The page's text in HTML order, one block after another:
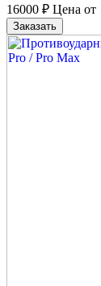
16000 ₽ Цена от
Заказать